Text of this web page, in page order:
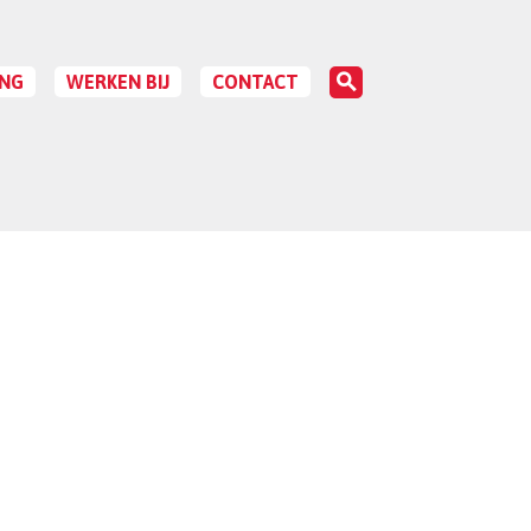

WERKEN BIJ CONTACT